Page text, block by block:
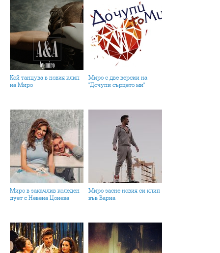
Кой танцува в новия клип
на Миро
Миро с две версии на
"Дочупи сърцето ми"
Миро в закачлив коледен
дует с Невена Цонева
Миро засне новия си клип
във Варна